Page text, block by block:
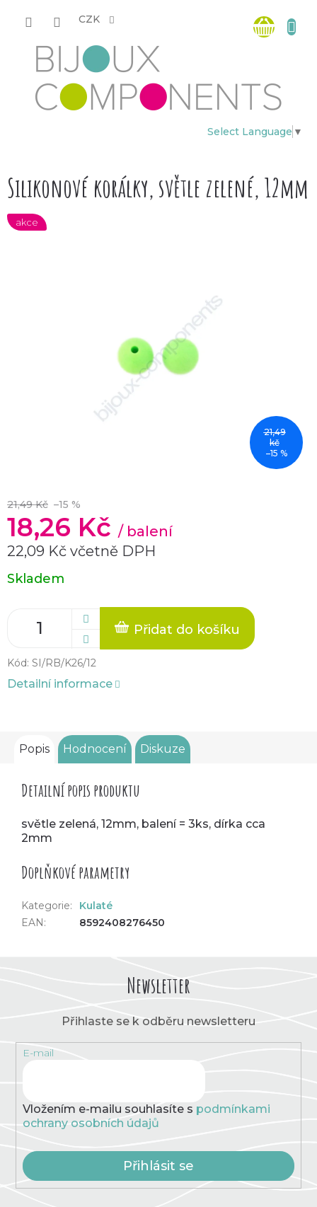
CZK
Select Language ▼
košík
Silikonové korálky, světle zelené, 12mm
akce
21,49
kč
–15 %
21,49 Kč –15 %
18,26 Kč / balení
22,09 Kč včetně DPH
Měrná
cena:
Skladem
Přidat do košíku
Kód: SI/RB/K26/12
Detailní informace
Popis Hodnocení Diskuze
Detailní popis produktu
světle zelená, 12mm, balení = 3ks, dírka cca
2mm
Doplňkové parametry
Kategorie:
Kulaté
EAN: 8592408276450
Newsletter
Přihlaste se k odběru newsletteru
E-mail
Vložením e-mailu souhlasíte s podmínkami
ochrany osobních údajů
Přihlásit se